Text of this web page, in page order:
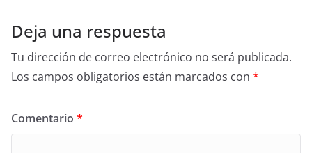
Deja una respuesta
Tu dirección de correo electrónico no será publicada.
Los campos obligatorios están marcados con *
Comentario *